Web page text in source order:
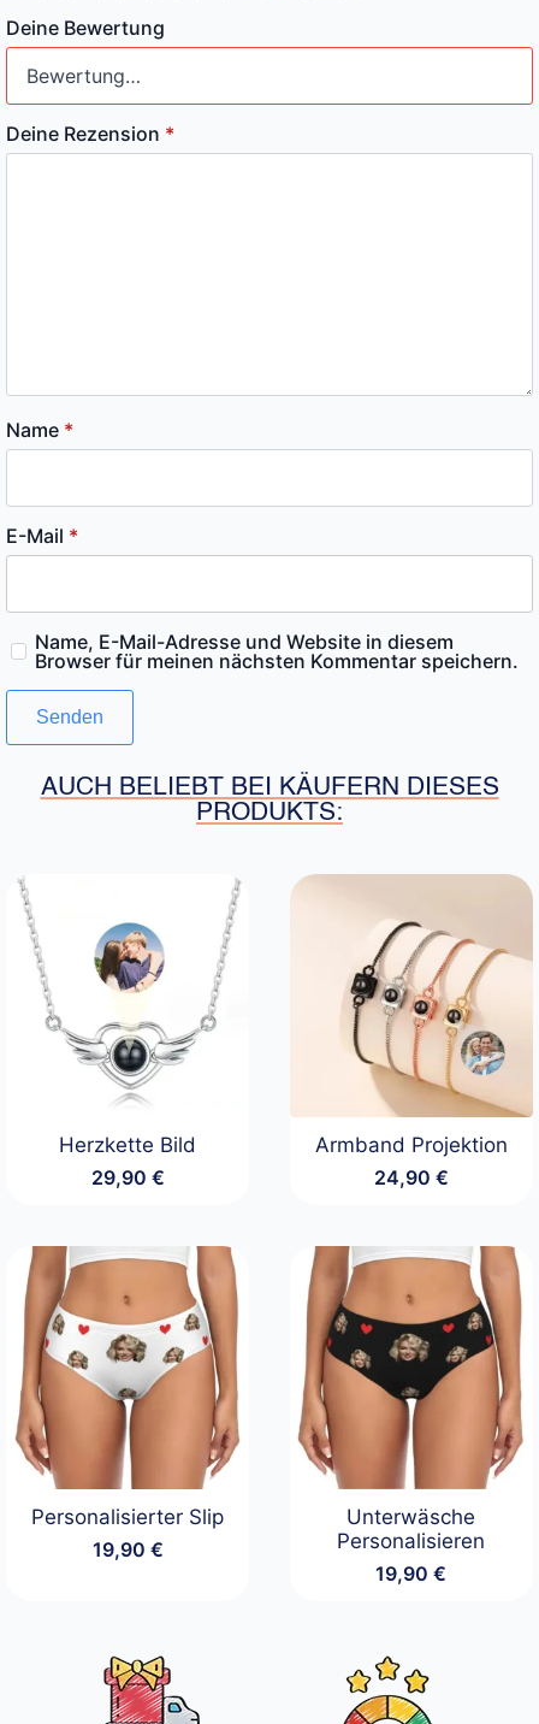
Deine Bewertung
Deine Rezension *
Name *
E-Mail *
Name, E-Mail-Adresse und Website in diesem
Browser für meinen nächsten Kommentar speichern.
AUCH BELIEBT BEI KÄUFERN DIESES
PRODUKTS:
Herzkette Bild
29,90 €
Armband Projektion
24,90 €
Personalisierter Slip
19,90 €
Unterwäsche
Personalisieren
19,90€